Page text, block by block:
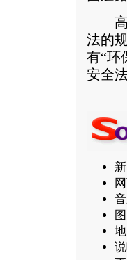
高污
法的
有“环
安全